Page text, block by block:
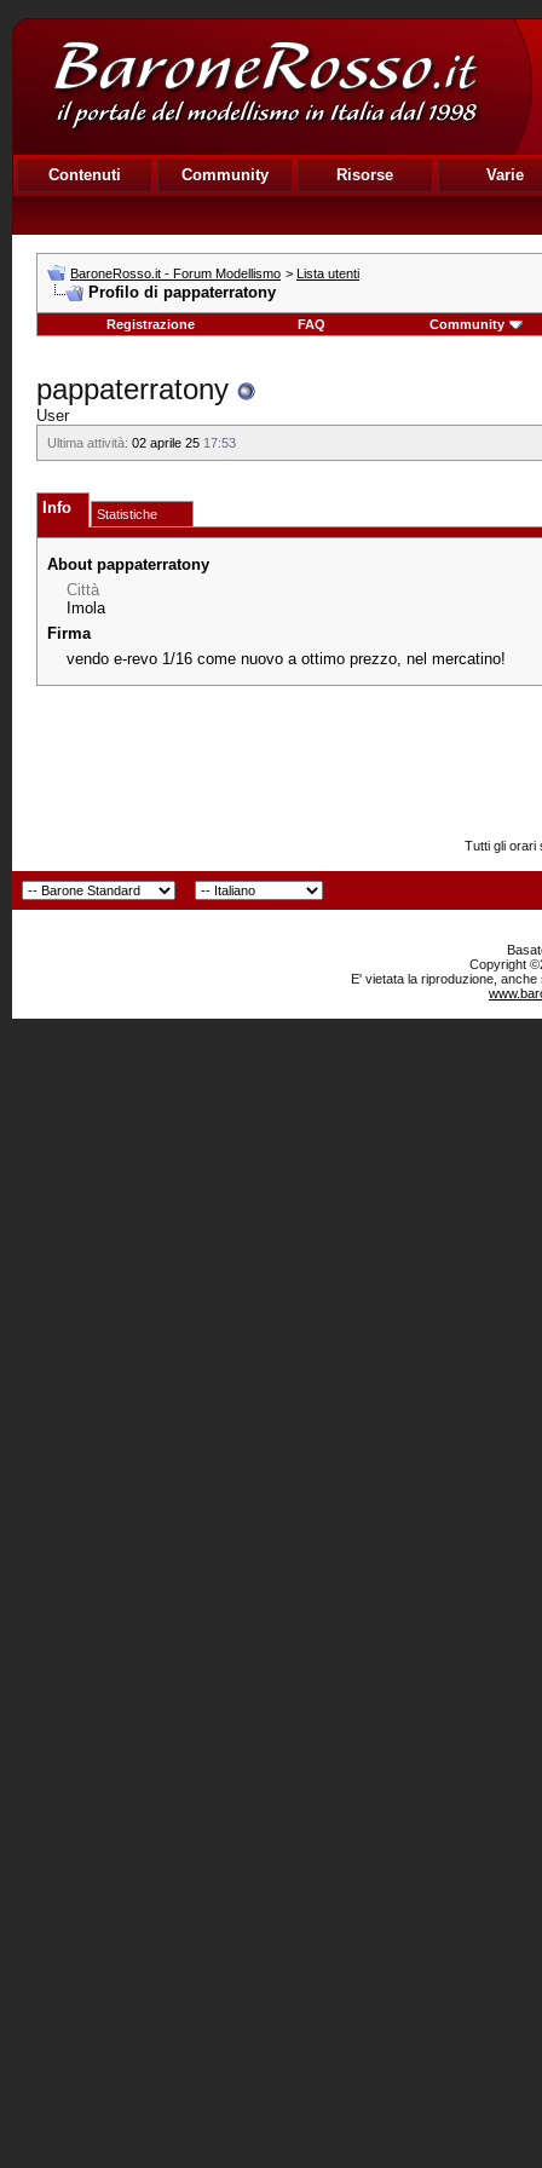
Contenuti Community Risorse Varie
BaroneRosso.it - Forum Modellismo > Lista utenti
Profilo di pappaterratony
Registrazione FAQ Community
pappaterratony
User
Ultima attività: 02 aprile 25 17:53
Info Statistiche
About pappaterratony
Città
Imola
Firma
vendo e-revo 1/16 come nuovo a ottimo prezzo, nel mercatino!
Tutti gli orari
Copyright
E' vietata la riproduzione,